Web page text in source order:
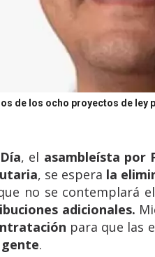
de los ocho proyectos de ley
, el asambleísta por
, se espera la
no se contemplará
adicionales.
para que las
.